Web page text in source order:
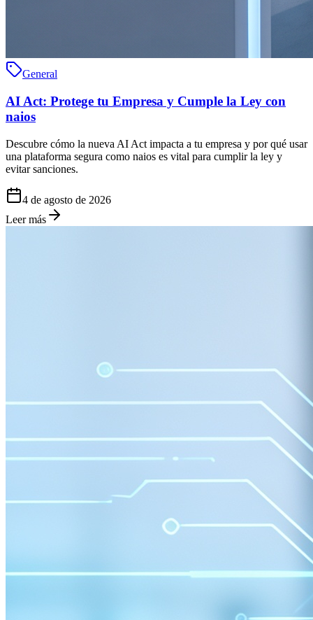
General
AI Act: Protege tu Empresa y Cumple la Ley con
naios
Descubre cómo la nueva AI Act impacta a tu empresa y por qué usar
una plataforma segura como naios es vital para cumplir la ley y
evitar sanciones.
4 de agosto de 2026
Leer más